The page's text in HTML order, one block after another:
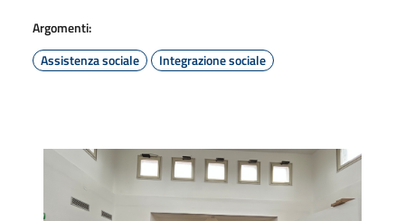
Argomenti:
Assistenza sociale
Integrazione sociale